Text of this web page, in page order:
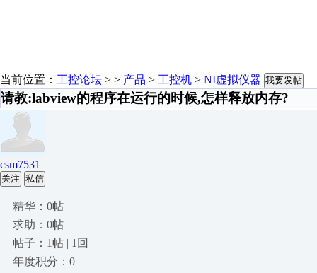
当前位置： 工控论坛 > > 产品 > 工控机 > NI虚拟仪器 我要发帖
请教:labview的程序在运行的时候,怎样释放内存?
csm7531
关注 私信
精华：0帖
求助：0帖
帖子：1帖 | 1回
年度积分：0